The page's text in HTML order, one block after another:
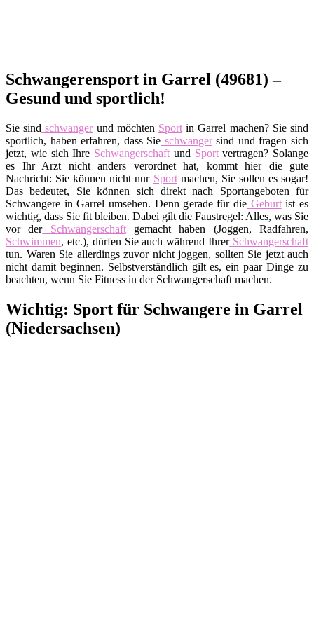
Schwangerensport in Garrel (49681) –
Gesund und sportlich!
Sie sind schwangerund möchten Sport in Garrel machen? Sie sind
sportlich, haben erfahren, dass Sie schwangersind und fragen sich
jetzt, wie sich Ihre Schwangerschaft und Sportvertragen? Solange
es Ihr Arzt nicht anders verordnet hat, kommt hier die gute
Nachricht: Sie können nicht nur Sportmachen, Sie sollen es sogar!
Das bedeutet, Sie können sich direkt nach Sportangeboten für
Schwangere in Garrel umsehen. Denn gerade für dieGeburtist es
wichtig, dass Sie fit bleiben. Dabei gilt die Faustregel: Alles, was Sie
vor derSchwangerschaftgemacht haben (Joggen, Radfahren,
Schwimmen, etc.), dürfen Sie auch während IhrerSchwangerschaft
tun. Waren Sie allerdings zuvor nicht joggen, sollten Sie jetzt auch
nicht damit beginnen. Selbstverständlich gilt es, ein paar Dinge zu
beachten, wenn Sie Fitness in der Schwangerschaft machen.
Wichtig: Sport für Schwangere in Garrel
(Niedersachsen)